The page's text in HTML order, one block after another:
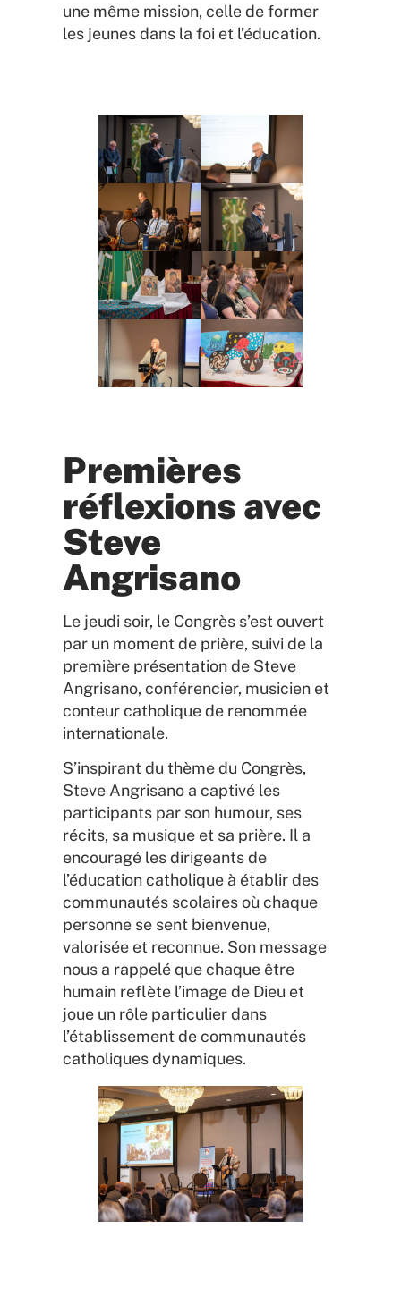
une même mission, celle de former
les jeunes dans la foi et l’éducation.
Premières
réflexions avec
Steve
Angrisano
Le jeudi soir, le Congrès s’est ouvert
par un moment de prière, suivi de la
première présentation de Steve
Angrisano, conférencier, musicien et
conteur catholique de renommée
internationale.
S’inspirant du thème du Congrès,
Steve Angrisano a captivé les
participants par son humour, ses
récits, sa musique et sa prière. Il a
encouragé les dirigeants de
l’éducation catholique à établir des
communautés scolaires où chaque
personne se sent bienvenue,
valorisée et reconnue. Son message
nous a rappelé que chaque être
humain reflète l’image de Dieu et
joue un rôle particulier dans
l’établissement de communautés
catholiques dynamiques.